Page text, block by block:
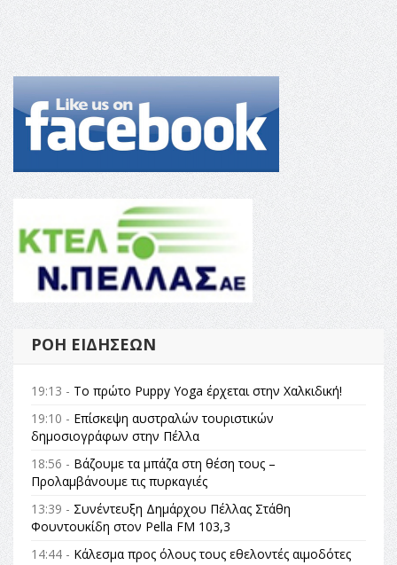
ΡΟΉ ΕΙΔΉΣΕΩΝ
19:13 - Το πρώτο Puppy Yoga έρχεται στην Χαλκιδική!
19:10 - Επίσκεψη αυστραλών τουριστικών
δημοσιογράφων στην Πέλλα
18:56 - Βάζουμε τα μπάζα στη θέση τους –
Προλαμβάνουμε τις πυρκαγιές
13:39 - Συνέντευξη Δημάρχου Πέλλας Στάθη
Φουντουκίδη στον Pella FM 103,3
14:44 - Κάλεσμα προς όλους τους εθελοντές αιμοδότες